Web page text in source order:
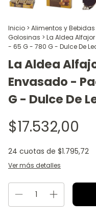
Inicio > Alimentos y Bebidas
Golosinas > La Aldea
- 65 G - 780 G - Dulce De
La Aldea
Envasado -
G - Dulce De
$17.532,00
24 cuotas de $1.795,72
Ver más detalles